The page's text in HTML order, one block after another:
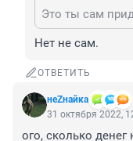
Это ты сам
Нет не сам.
ОТВЕТИТЬ
неZнайка
31 октября 2022,
ого, сколько